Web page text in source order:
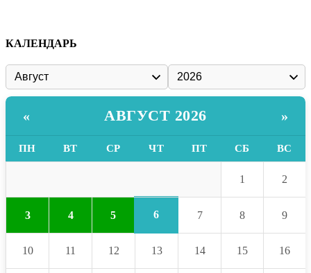
КАЛЕНДАРЬ
« АВГУСТ 2026 »
ПН ВТ СР ЧТ ПТ СБ ВС
1 2
3 4 5 6 7 8 9
10 11 12 13 14 15 16